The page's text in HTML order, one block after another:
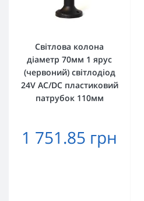
Світлова колона
діаметр 70мм 1 ярус
(червоний) світлодіод
24V AC/DC пластиковий
патрубок 110мм
1 751.85 грн